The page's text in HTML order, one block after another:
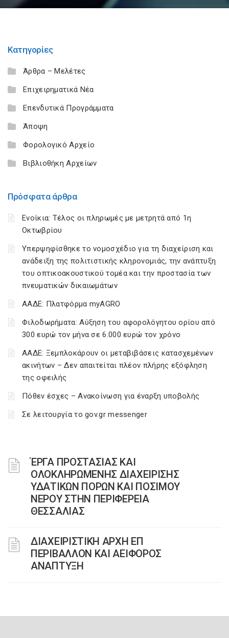
Κατηγορίες
Άρθρα – Μελέτες
Επιχειρηματικά Νέα
Επενδυτικά Προγράμματα
Άποψη
Φορολογικό Αρχείο
Βιβλιοθήκη Αρχείων
Πρόσφατα άρθρα
Ενοίκια: Τέλος οι πληρωμές με μετρητά από 1η
Οκτωβρίου
Υπερψηφίσθηκε το νομοσχέδιο για τη διαχείριση και
ανάδειξη της πολιτιστικής κληρονομιάς, την ανάπτυξη
του οπτικοακουστικού τομέα και την προστασία των
πνευματικών δικαιωμάτων
ΑΑΔΕ: Πλατφόρμα myAGRO
Φιλοδωρήματα: Αύξηση του αφορολόγητου ορίου από
300 ευρώ τον μήνα σε 6.000 ευρώ τον χρόνο
ΑΑΔΕ: Ξεμπλοκάρουν οι μεταβιβάσεις κατασχεμένων
ακινήτων – Δεν απαιτείται πλέον πλήρης εξόφληση
της οφειλής
Πόθεν έσχες – Ανακοίνωση για έναρξη υποβολής
Σε λειτουργία το gov.gr messenger
ΈΡΓΑ ΠΡΟΣΤΑΣΙΑΣ ΚΑΙ
ΟΛΟΚΛΗΡΩΜΕΝΗΣ ΔΙΑΧΕΙΡΙΣΗΣ
ΥΔΑΤΙΚΩΝ ΠΟΡΩΝ ΚΑΙ ΠΟΣΙΜΟΥ
ΝΕΡΟΥ ΣΤΗΝ ΠΕΡΙΦΕΡΕΙΑ
ΘΕΣΣΑΛΙΑΣ
ΔΙΑΧΕΙΡΙΣΤΙΚΗ ΑΡΧΗ ΕΠ
ΠΕΡΙΒΑΛΛΟΝ ΚΑΙ ΑΕΙΦΟΡΟΣ
ΑΝΑΠΤΥΞΗ